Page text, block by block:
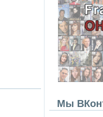
Мы